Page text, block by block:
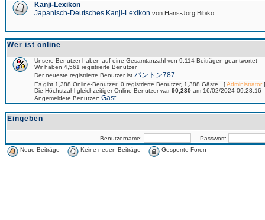
Kanji-Lexikon
Japanisch-Deutsches Kanji-Lexikon von Hans-Jörg Bibiko
Wer ist online
Unsere Benutzer haben auf eine Gesamtanzahl von 9,114 Beiträgen geantwortet
Wir haben 4,561 registrierte Benutzer
Der neueste registrierte Benutzer ist パントン787
Es gibt 1,388 Online-Benutzer: 0 registrierte Benutzer, 1,388 Gäste [Administrator
Die Höchstzahl gleichzeitiger Online-Benutzer war90,230 am 16/02/2024 09:28:16
Angemeldete Benutzer: Gast
Eingeben
Benutzername:
Passwort:
Neue Beiträge
Keine neuen Beiträge Gesperrte Foren